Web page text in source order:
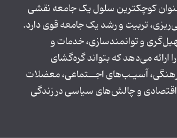
عنوان کوچکترین سلول یک جامعه نقشی
تربیت و رشد یک جامعه قوی دارد.
و توانمندسازی، خدمات و
ارائه می‌دهد که بتواند گره‌گشای
آسیـب‌های اجــتماعی، معضلات
و چالش‌های سیاسی در زندگی